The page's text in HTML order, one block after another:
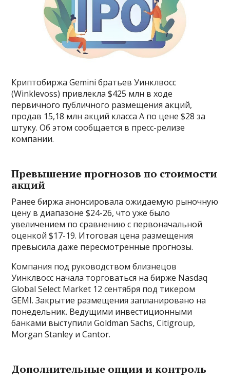
Криптобиржа Gemini братьев Уинклвосс
(Winklevoss) привлекла $425 млн в ходе
первичного публичного размещения акций,
продав 15,18 млн акций класса A по цене $28 за
штуку. Об этом сообщается в пресс-релизе
компании.
Превышение прогнозов по стоимости
акций
Ранее биржа анонсировала ожидаемую рыночную
цену в диапазоне $24-26, что уже было
увеличением по сравнению с первоначальной
оценкой $17-19. Итоговая цена размещения
превысила даже пересмотренные прогнозы.
Компания под руководством близнецов
Уинклвосс начала торговаться на бирже Nasdaq
Global Select Market 12 сентября под тикером
GEMI. Закрытие размещения запланировано на
понедельник. Ведущими инвестиционными
банками выступили Goldman Sachs, Citigroup,
Morgan Stanley и Cantor.
Дополнительные опции и контроль